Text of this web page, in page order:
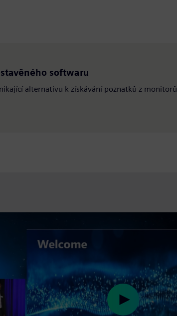
softwaru
alternativu k získávání poznatků z monitorů
Play